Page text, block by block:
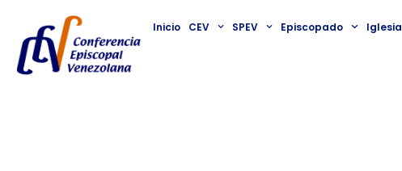
Inicio CEV SPEV Episcopado Iglesia